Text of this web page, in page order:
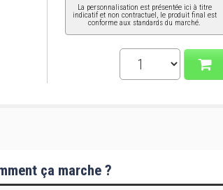
La personnalisation est présentée ici à titre
indicatif et non contractuel, le produit final est
conforme aux standards du marché.
ça marche ?